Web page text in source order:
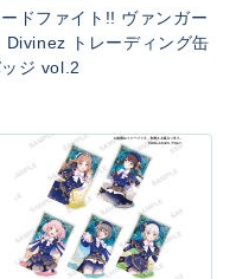
ドファイト!! ヴァンガー
Divinez トレーディング缶
ジ vol.2